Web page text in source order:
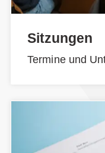
Sitzungen
Termine und